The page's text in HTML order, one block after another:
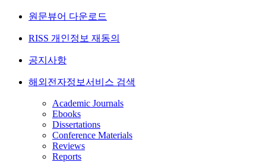
원문뷰어 다운로드
RISS 개인정보 재동의
공지사항
해외전자정보서비스 검색
Academic Journals
Ebooks
Dissertations
Conference Materials
Reviews
Reports